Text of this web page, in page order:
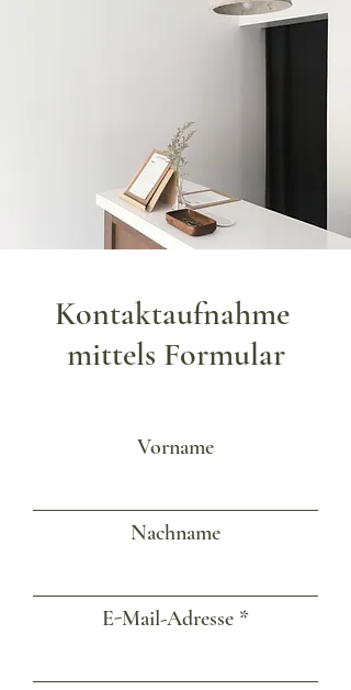
Kontaktaufnahme
mittels Formular
Vorname
Nachname
E-Mail-Adresse